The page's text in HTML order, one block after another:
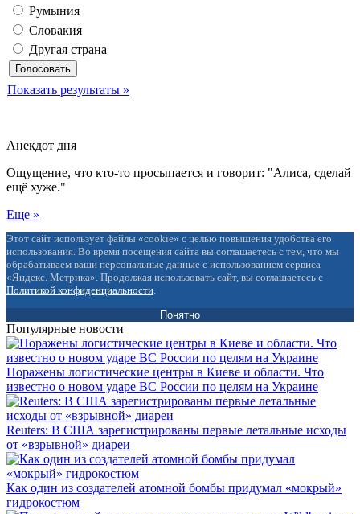
Румыния
Словакия
Другая страна
Показать результаты »
Анекдот дня
Ощущение, что кто-то просыпается и говорит: "Алиса, сделай
ещё хуже."
Еще »
Этот сайт использует файлы «cookie» с целью повышения удобства его
использования. Во время посещения сайта вы соглашаетесь с тем, что мы
обрабатываем ваши персональные данные с использованием сервиса
«Яндекс. Метрика». Продолжая использовать сайт, вы соглашаетесь с
Политикой конфиденциальности
Понятно
Популярные новости
Поражены логистические центры в Киеве и области. Что
известно о новом ударе ВС России по целям на Украине
Reuters: В США зарегистрированы первые летальные исходы
от «взрывной» диареи
Как один из создателей атомной бомбы придумал «мокрый»
гидрокостюм